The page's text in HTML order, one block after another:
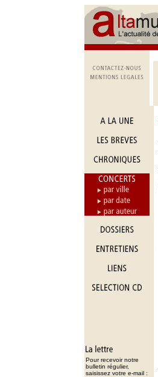
Pour recevoir notre
bulletin régulier,
saisissez votre e-mail :